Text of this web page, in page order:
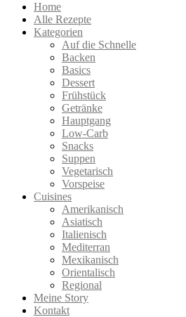
Home
Alle Rezepte
Kategorien
Auf die Schnelle
Backen
Basics
Dessert
Frühstück
Getränke
Hauptgang
Low-Carb
Snacks
Suppen
Vegetarisch
Vorspeise
Cuisines
Amerikanisch
Asiatisch
Italienisch
Mediterran
Mexikanisch
Orientalisch
Regional
Meine Story
Kontakt